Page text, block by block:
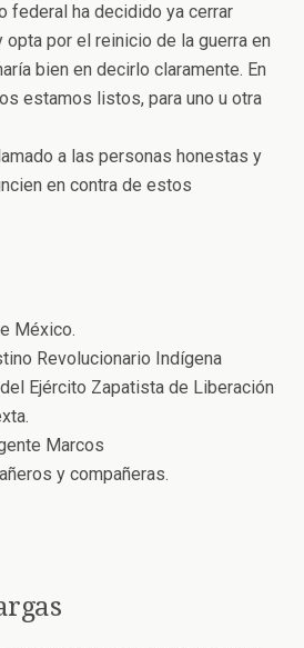
federal ha decidido ya cerrar
por el reinicio de la guerra en
bien en decirlo claramente. En
estamos listos, para uno u otra
a las personas honestas y
en contra de estos
México.
Revolucionario Indígena
Ejército Zapatista de Liberación
Marcos
y compañeras.